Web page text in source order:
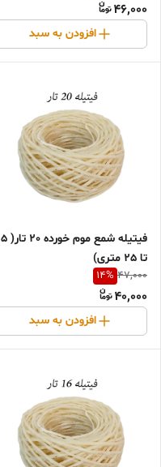
46,000
افزودن به سبد
فیتیله شمع موم خورده 20 تار( 5
تا 25 متری)
47,000
14%
40,000
افزودن به سبد